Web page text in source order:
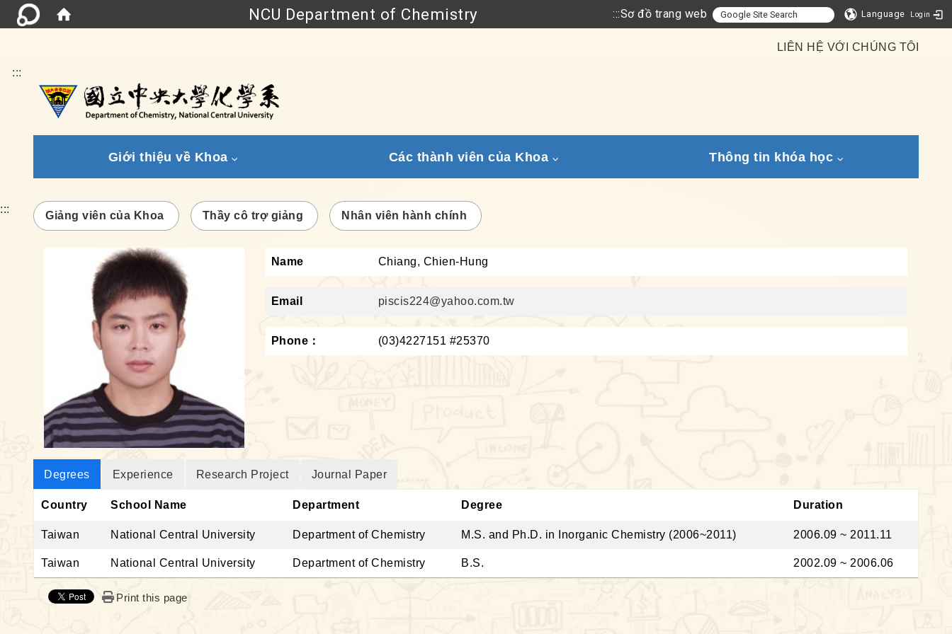
NCU Department of Chemistry :::Sơ đồ trang web Language Login
LIÊN HỆ VỚI CHÚNG TÔI
:::
Giới thiệu về Khoa Các thành viên của Khoa Thông tin khóa học
:::
Giảng viên của Khoa Thầy cô trợ giảng Nhân viên hành chính
Name Chiang, Chien-Hung
Email piscis224@yahoo.com.tw
Phone： (03)4227151 #25370
Degrees Experience Research Project Journal Paper
Country School Name Department Degree Duration
Taiwan National Central University Department of Chemistry M.S. and Ph.D. in Inorganic Chemistry (2006~2011) 2006.09 ~ 2011.11
Taiwan National Central University Department of Chemistry B.S. 2002.09 ~ 2006.06
Print this page